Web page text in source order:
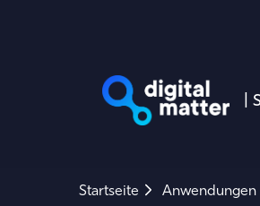
Startseite Anwendungen